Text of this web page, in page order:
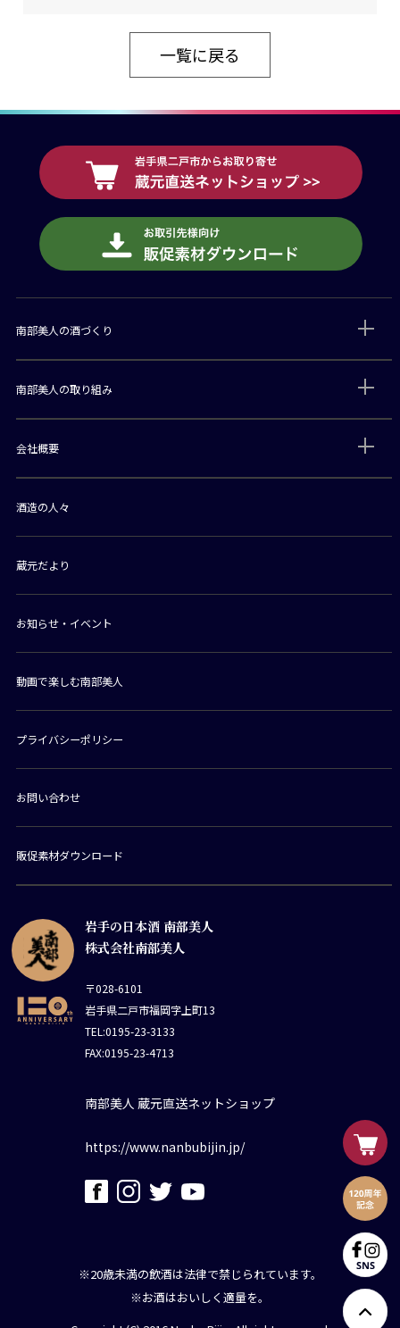
一覧に戻る
岩手の日本酒 南部美人
株式会社南部美人
〒028-6101
岩手県二戸市福岡字上町13
TEL:0195-23-3133
FAX:0195-23-4713
南部美人 蔵元直送ネットショップ
https://www.nanbubijin.jp/
南部美人の酒づくり
南部美人の取り組み
会社概要
酒造の人々
蔵元だより
お知らせ・イベント
動画で楽しむ南部美人
プライバシーポリシー
お問い合わせ
販促素材ダウンロード
※20歳未満の飲酒は法律で禁じられています。
※お酒はおいしく適量を。